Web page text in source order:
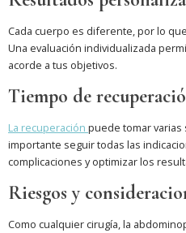
Cada cuerpo es diferente, por lo
Una evaluación individualizada
acorde a tus objetivos.
Tiempo de
La recuperación puede tomar varias
importante seguir todas las
complicaciones y optimizar los
Riesgos y
Como cualquier cirugía, la